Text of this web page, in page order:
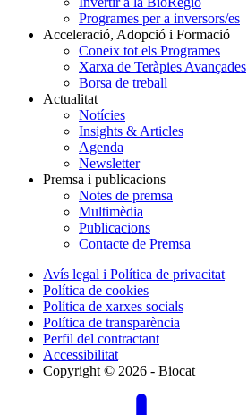
Programes per a inversors/es
Acceleració, Adopció i Formació
Coneix tot els Programes
Xarxa de Teràpies Avançades
Borsa de treball
Actualitat
Notícies
Insights & Articles
Agenda
Newsletter
Premsa i publicacions
Notes de premsa
Multimèdia
Publicacions
Contacte de Premsa
Avís legal i Política de privacitat
Política de cookies
Política de xarxes socials
Política de transparència
Perfil del contractant
Accessibilitat
Copyright © 2026 - Biocat